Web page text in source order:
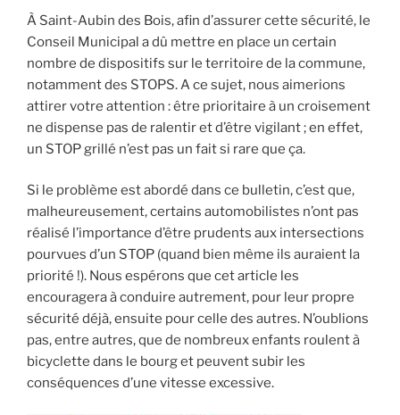
À Saint-Aubin des Bois, afin d’assurer cette sécurité, le
Conseil Municipal a dû mettre en place un certain
nombre de dispositifs sur le territoire de la commune,
notamment des STOPS. A ce sujet, nous aimerions
attirer votre attention : être prioritaire à un croisement
ne dispense pas de ralentir et d’être vigilant ; en effet,
un STOP grillé n’est pas un fait si rare que ça.
Si le problème est abordé dans ce bulletin, c’est que,
malheureusement, certains automobilistes n’ont pas
réalisé l’importance d’être prudents aux intersections
pourvues d’un STOP (quand bien même ils auraient la
priorité !). Nous espérons que cet article les
encouragera à conduire autrement, pour leur propre
sécurité déjà, ensuite pour celle des autres. N’oublions
pas, entre autres, que de nombreux enfants roulent à
bicyclette dans le bourg et peuvent subir les
conséquences d’une vitesse excessive.